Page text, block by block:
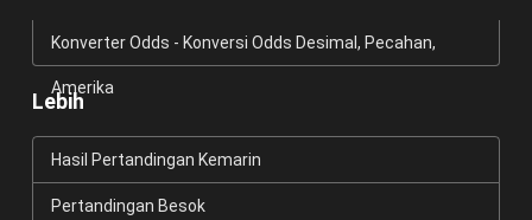
Konverter Odds - Konversi Odds Desimal, Pecahan,
Amerika
Lebih
Hasil Pertandingan Kemarin
Pertandingan Besok